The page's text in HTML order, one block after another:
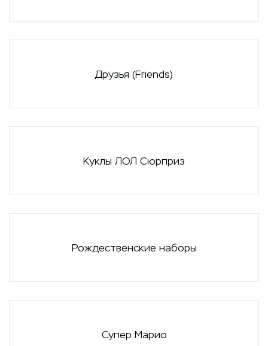
Друзья (Friends)
Куклы ЛОЛ Сюрприз
Рождественские наборы
Супер Марио